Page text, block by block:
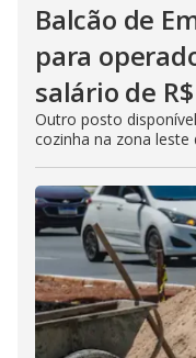
Balcão de
para
salário de
Outro posto
cozinha na zona leste